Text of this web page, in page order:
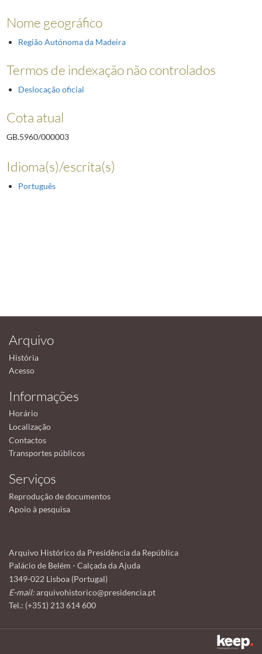
Nome geográfico
Região Autónoma da Madeira
Termos de indexação não controlados
Deslocação oficial
Cota atual
GB.5960/000003
Idioma(s)/escrita(s)
Português
Arquivo
História
Acesso
Informações
Horário
Localização
Contactos
Transportes públicos
Serviços
Reprodução de documentos
Apoio à pesquisa
Arquivo Histórico da Presidência da República
Palácio de Belém - Calçada da Ajuda
1349-022 Lisboa (Portugal)
E-mail:arquivohistorico@presidencia.pt
Tel.: (+351) 213 614 600